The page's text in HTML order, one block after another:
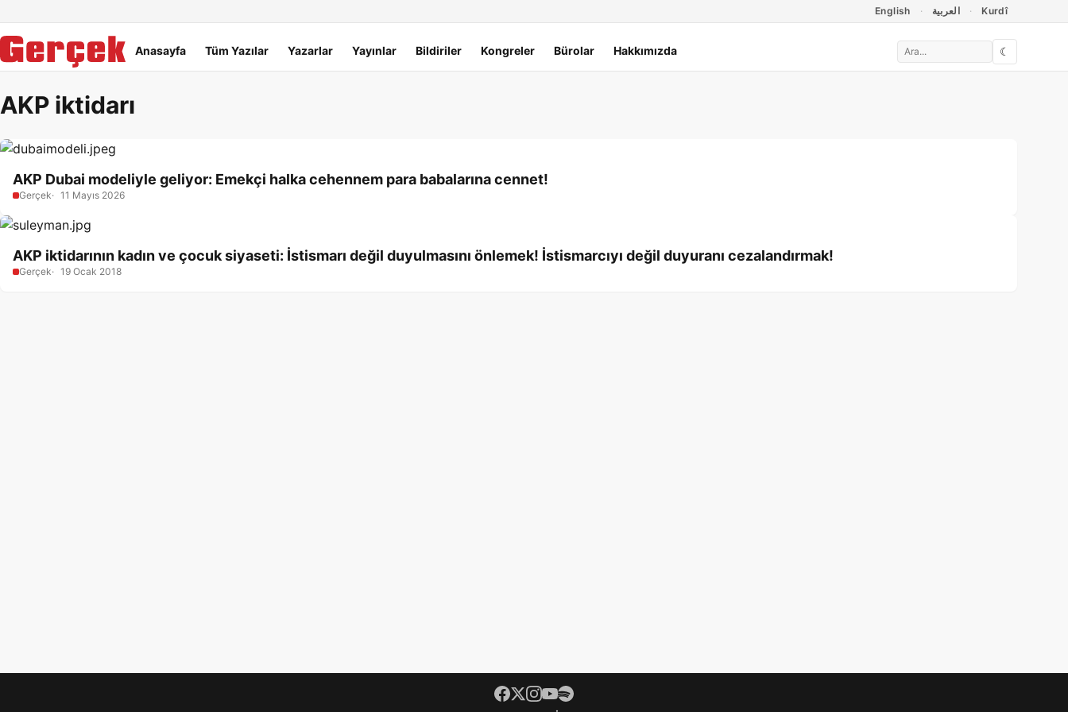
English العربية Kurdî
Ana menü
Anasayfa Tüm Yazılar Yazarlar Yayınlar Bildiriler Kongreler Bürolar Hakkımızda ☾
AKP iktidarı
AKP Dubai modeliyle geliyor: Emekçi halka cehennem para babalarına cennet!
Gerçek 11 Mayıs 2026
AKP iktidarının kadın ve çocuk siyaseti: İstismarı değil duyulmasını önlemek! İstismarcıyı değil duyuranı cezalandırmak!
Gerçek 19 Ocak 2018